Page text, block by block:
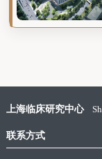
上海临床研究中心
联系方式